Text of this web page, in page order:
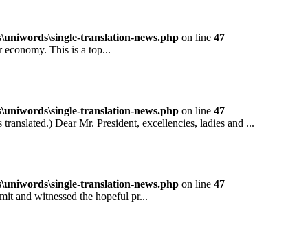
translation-news.php on line 47
This is a top...
translation-news.php on line 47
Dear Mr. President, excellencies, ladies and ...
translation-news.php on line 47
and witnessed the hopeful pr...